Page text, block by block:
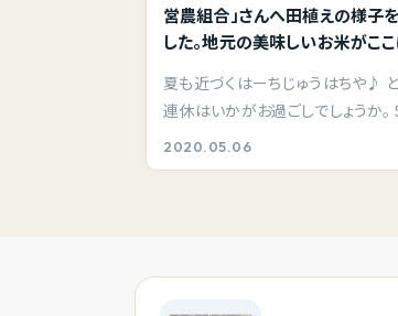
営農組合」さんへ田植えの様子
した。地元の美味しいお米がこ
夏も近づくはーちじゅうはちや♪ ど
連休はいかがお過ごしでしょうか。
国…
2020.05.06